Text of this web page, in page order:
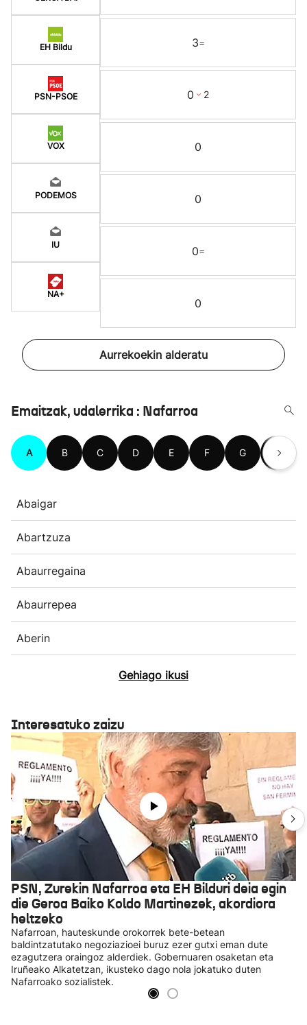
EH Bildu
PSN-PSOE
VOX
PODEMOS
IU
NA+
3=
0 2
0
0
0=
0
Aurrekoekin alderatu
Emaitzak, udalerrika : Nafarroa
A B C D E F G H
Abaigar
Abartzuza
Abaurregaina
Abaurrepea
Aberin
Gehiago ikusi
Interesatuko zaizu
PSN, Zurekin Nafarroa eta EH Bilduri deia egin
die Geroa Baiko Koldo Martinezek, akordiora
heltzeko
Nafarroan, hauteskunde orokorrek bete-betean
baldintzatutako negoziazioei buruz ezer gutxi eman dute
ezagutzera oraingoz alderdiek. Gobernuaren osaketan eta
Iruñeako Alkatetzan, ikusteko dago nola jokatuko duten
Nafarroako sozialistek.